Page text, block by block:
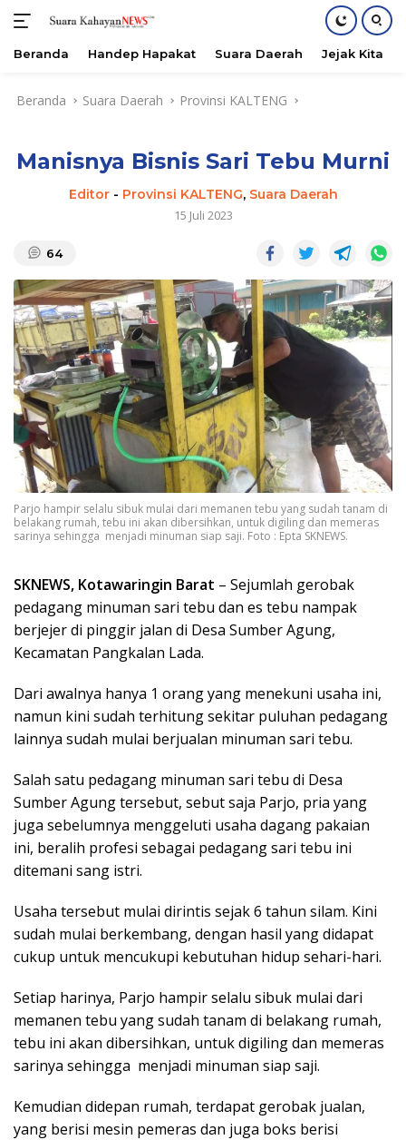
Beranda Handep Hapakat Suara Daerah Jejak Kita
Beranda Suara Daerah Provinsi KALTENG
Manisnya Bisnis Sari Tebu Murni
Editor- Provinsi KALTENG, Suara Daerah
15 Juli 2023
64
Parjo hampir selalu sibuk mulai dari memanen tebu yang sudah tanam di
belakang rumah, tebu ini akan dibersihkan, untuk digiling dan memeras
sarinya sehingga menjadi minuman siap saji. Foto : Epta SKNEWS.
SKNEWS, Kotawaringin Barat – Sejumlah gerobak
pedagang minuman sari tebu dan es tebu nampak
berjejer di pinggir jalan di Desa Sumber Agung,
Kecamatan Pangkalan Lada.
Dari awalnya hanya 1 orang yang menekuni usaha ini,
namun kini sudah terhitung sekitar puluhan pedagang
lainnya sudah mulai berjualan minuman sari tebu.
Salah satu pedagang minuman sari tebu di Desa
Sumber Agung tersebut, sebut saja Parjo, pria yang
juga sebelumnya menggeluti usaha dagang pakaian
ini, beralih profesi sebagai pedagang sari tebu ini
ditemani sang istri.
Usaha tersebut mulai dirintis sejak 6 tahun silam. Kini
sudah mulai berkembang, dengan hasil yang didapat
cukup untuk mencukupi kebutuhan hidup sehari-hari.
Setiap harinya, Parjo hampir selalu sibuk mulai dari
memanen tebu yang sudah tanam di belakang rumah,
tebu ini akan dibersihkan, untuk digiling dan memeras
sarinya sehingga menjadi minuman siap saji.
Kemudian didepan rumah, terdapat gerobak jualan,
yang berisi mesin pemeras dan juga boks berisi